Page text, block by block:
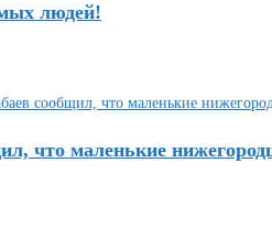
людей!
маленькие